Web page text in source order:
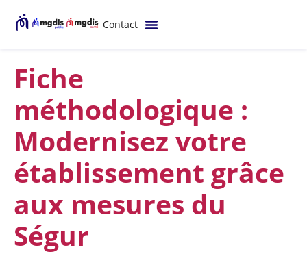
Contact
Fiche
méthodologique :
Modernisez votre
établissement grâce
aux mesures du
Ségur